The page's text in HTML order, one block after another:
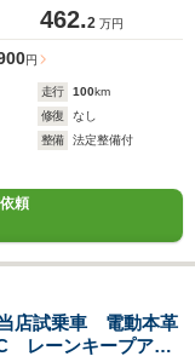
462.2 万円
円
走行 100km
修復
なし
整備
法定整備付
頼
店試乗車 電動本革
レーンキープアシ